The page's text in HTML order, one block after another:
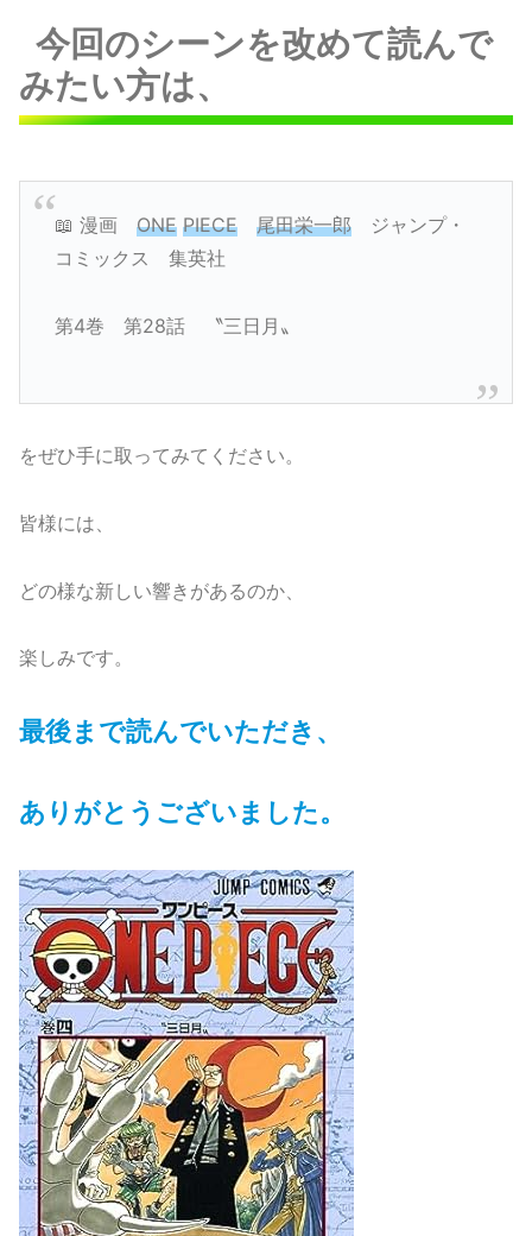
今回のシーンを改めて読んで
みたい方は、
📖 漫画 ONE PIECE 尾田栄一郎ジャンプ・
コミックス 集英社
第4巻 第28話 〝三日月〟
をぜひ手に取ってみてください。
皆様には、
どの様な新しい響きがあるのか、
楽しみです。
最後まで読んでいただき、
ありがとうございました。